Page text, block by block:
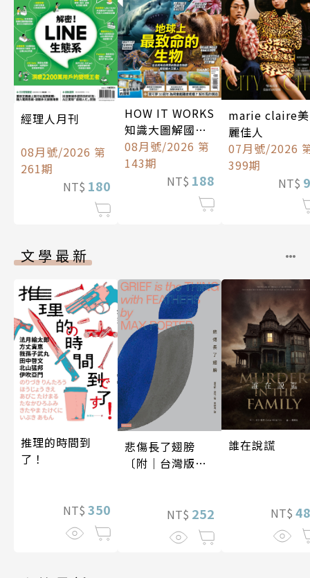
經理人月刊
08月號/2026 第
261期
NT$ 180
HOW IT WORKS
知識大圖解國際
中文版
08月號/2026 第
143期
NT$ 188
marie claire美
麗佳人
07月號/2026
399期
NT$
文學最新
推理的時間到
了！
NT$ 350
悲傷長了翅膀
〔附｜台灣版獨
NT$ 252
誰在說謊
NT$